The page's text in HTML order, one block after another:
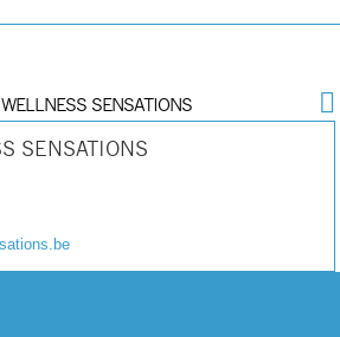
SENSATIONS
SENSATIONS